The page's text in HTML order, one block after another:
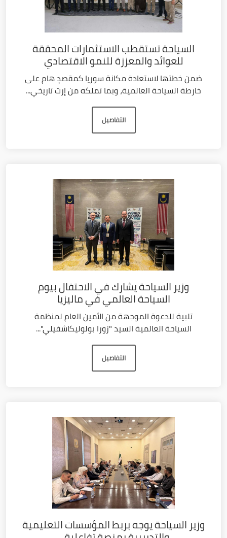
السياحة تستقطب الاستثمارات المحققة
للعوائد والمعززة للنمو الاقتصادي
ضمن خطتها لاستعادة مكانة سوريا كمقصدٍ هام على
خارطة السياحة العالمية، وبما تملكه من إرث تاريخي...
التفاصيل
وزير السياحة يشارك في الاحتفال بيوم
السياحة العالمي في ماليزيا
تلبية للدعوة الموجهة من الأمين العام لمنظمة
السياحة العالمية السيد "زورا بولوليكاشفيلي"...
التفاصيل
وزير السياحة يوجه بربط المؤسسات التعليمية